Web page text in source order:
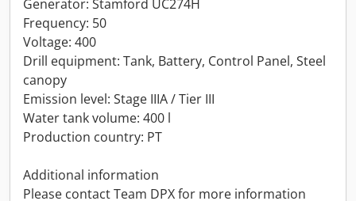
Generator: Stamford UC274H
Frequency: 50
Voltage: 400
Drill equipment: Tank, Battery, Control Panel, Steel
canopy
Emission level: Stage IIIA / Tier III
Water tank volume: 400 l
Production country: PT
Additional information
Please contact Team DPX for more information